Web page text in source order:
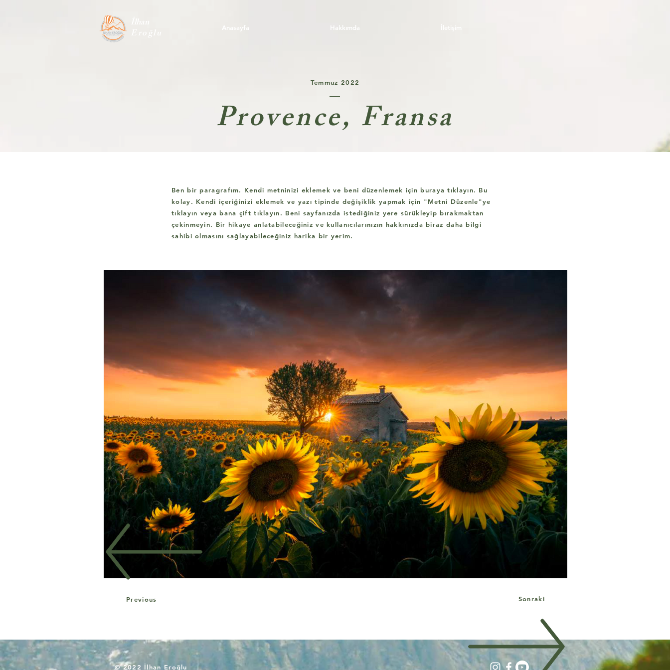
Anasayfa Hakkımda
Temmuz 2022
Provence, Fransa
Ben bir paragrafım. Kendi metninizi eklemek ve beni düzenlemek için buraya tıklayın. Bu
kolay. Kendi içeriğinizi eklemek ve yazı tipinde değişiklik yapmak için "Metni Düzenle"ye
tıklayın veya bana çift tıklayın. Beni sayfanızda istediğiniz yere sürükleyip bırakmaktan
çekinmeyin. Bir hikaye anlatabileceğiniz ve kullanıcılarınızın hakkınızda biraz daha bilgi
sahibi olmasını sağlayabileceğiniz harika bir yerim.
Previous Sonraki
© 2022 İlhan Eroğlu